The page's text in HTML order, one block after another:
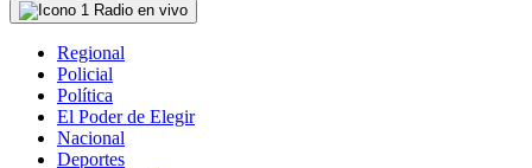
Radio en vivo
Regional
Policial
Política
El Poder de Elegir
Nacional
Deportes